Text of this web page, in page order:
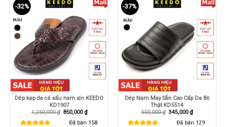
-32%
Dép kẹp da cá sấu nam xịn KEEDO
KD1907
1,250,000₫ Giá
850,000₫Giá
hiện
tại
Đã bán 158
-37%
Dép Nam May Sẵn Cao Cấp Da Bò
Thật KD5514
550,000₫ Giá
345,000₫Giá
hiện
tại
Đã bán 129